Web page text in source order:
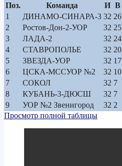
Поз. Команда И В
1
ДИНАМО-СИНАРА-3 32 26
2
Ростов-Дон-2-УОР 32 25
3
ЛАДА-2 32 24
4
СТАВРОПОЛЬЕ 32 20
5
ЗВЕЗДА-УОР 32 17
6
ЦСКА-МССУОР №2 32 10
7
СОКОЛ 32 7
8
КУБАНЬ-3-ДЮСШ 32 7
9
УОР №2 Звенигород 32 2
Просмотр полной таблицы